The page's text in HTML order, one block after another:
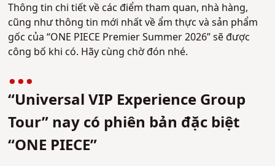
Thông tin chi tiết về các điểm tham quan, nhà hàng,
cũng như thông tin mới nhất về ẩm thực và sản phẩm
gốc của “ONE PIECE Premier Summer 2026” sẽ được
công bố khi có. Hãy cùng chờ đón nhé.
“Universal VIP Experience Group
Tour” nay có phiên bản đặc biệt
“ONE PIECE”